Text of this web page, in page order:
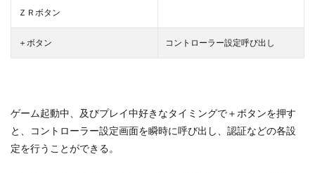
ＺＲボタン
＋ボタン コントローラー設定呼び出し
ゲーム起動中、及びプレイ中好きなタイミングで＋ボタンを押す
と、コントローラー設定画面を瞬時に呼び出し、認証などの各設
定を行うことができる。